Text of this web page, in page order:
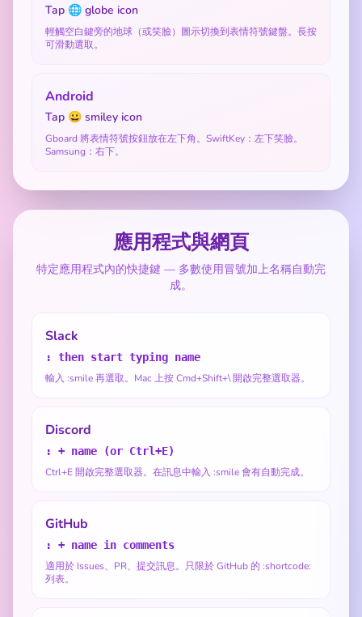
Tap 🌐 globe icon
輕觸空白鍵旁的地球（或笑臉）圖示切換到表情符號鍵盤。長按
可滑動選取。
Android
Tap 😀 smiley icon
Gboard 將表情符號按鈕放在左下角。SwiftKey：左下笑臉。
Samsung：右下。
應用程式與網頁
特定應用程式內的快捷鍵 — 多數使用冒號加上名稱自動完
成。
Slack
: then start typing name
輸入 :smile 再選取。Mac 上按 Cmd+Shift+\ 開啟完整選取器。
Discord
: + name (or Ctrl+E)
Ctrl+E 開啟完整選取器。在訊息中輸入 :smile 會有自動完成。
GitHub
: + name in comments
適用於 Issues、PR、提交訊息。只限於 GitHub 的 :shortcode:
列表。